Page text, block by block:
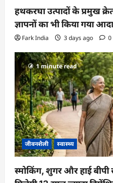
हथकरघा उत्पादों के प्रमुख
ज्ञापनों का भी किया गया
Fark India 3 days ago 0
1 minute read
जीवनशैली स्वास्थ्य
स्मोकिंग, शुगर और हाई